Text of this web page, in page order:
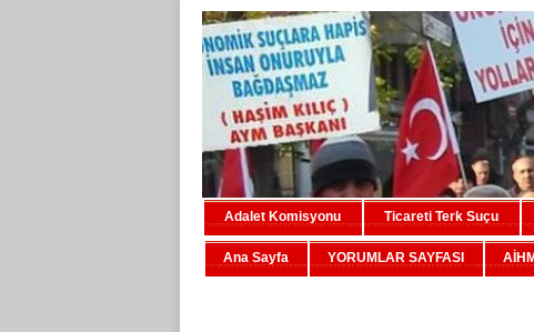
Adalet Komisyonu Ticareti Terk Suçu
Ana Sayfa YORUMLAR SAYFASI